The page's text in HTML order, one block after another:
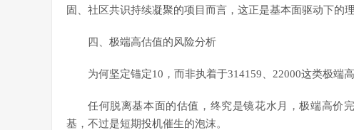
固、社区共识持续凝聚的项目而言，这正是基本面驱动下的
四、极端高估值的风险分析
为何坚定锚定10，而非执着于314159、22000这类极端
任何脱离基本面的估值，终究是镜花水月，极端高价
基，不过是短期投机催生的泡沫。